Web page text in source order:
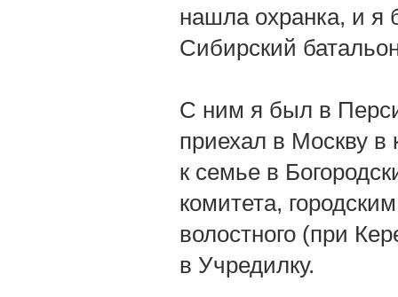
нашла охранка, и я
Сибирский
С ним я был в
приехал в Москву в
к семье в
комитета,
волостного (при
в Учредилку.